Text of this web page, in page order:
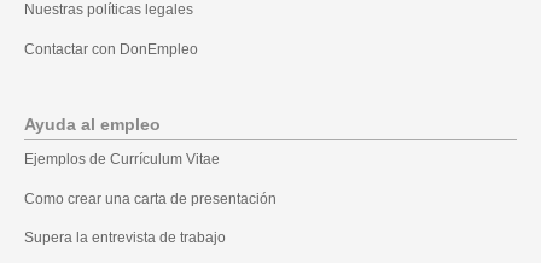
Nuestras políticas legales
Contactar con DonEmpleo
Ayuda al empleo
Ejemplos de Currículum Vitae
Como crear una carta de presentación
Supera la entrevista de trabajo